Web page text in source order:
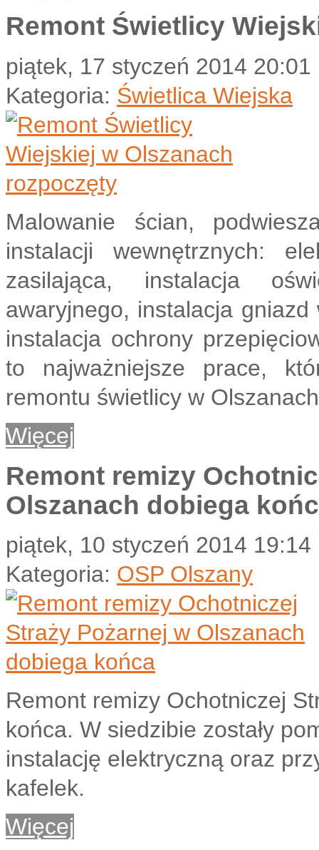
Remont Świetlicy
piątek, 17 styczeń 2014 20:01
Kategoria: Świetlica Wiejska
Malowanie ścian,
instalacji wewnętrznych:
zasilająca, instalacja
awaryjnego, instalacja gniazd
instalacja ochrony
to najważniejsze prace,
remontu świetlicy w
Więcej
Remont remizy
Olszanach dobiega
piątek, 10 styczeń 2014 19:14
Kategoria: OSP Olszany
Remont remizy Ochotniczej
końca. W siedzibie zostały
instalację elektryczną oraz
kafelek.
Więcej